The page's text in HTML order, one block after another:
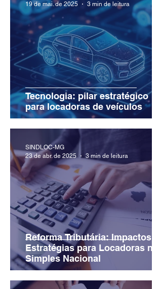
Tecnologia: pilar estratégico
para locadoras de veículos
19 de mai. de 2025
3 min de leitura
Reforma Tributária: Impactos e
Estratégias para Locadoras no
Simples Nacional
SINDLOC-MG
23 de abr. de 2025
3 min de leitura